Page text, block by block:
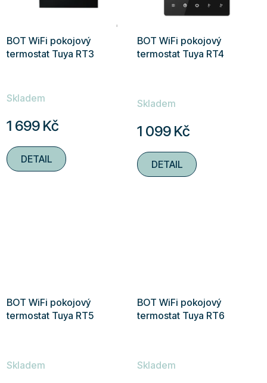
BOT WiFi pokojový
termostat Tuya RT3
hodnocení
je
5,0
z
Skladem
1 699 Kč
DETAIL
BOT WiFi pokojový
termostat Tuya RT4
Skladem
1 099 Kč
DETAIL
BOT WiFi pokojový
termostat Tuya RT5
Skladem
BOT WiFi pokojový
termostat Tuya RT6
Skladem